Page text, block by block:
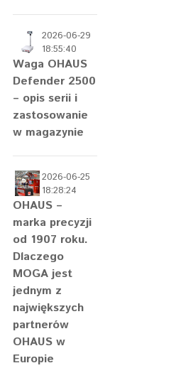
2026-06-29
18:55:40
Waga OHAUS
Defender 2500
– opis serii i
zastosowanie
w magazynie
2026-06-25
18:28:24
OHAUS –
marka precyzji
od 1907 roku.
Dlaczego
MOGA jest
jednym z
największych
partnerów
OHAUS w
Europie